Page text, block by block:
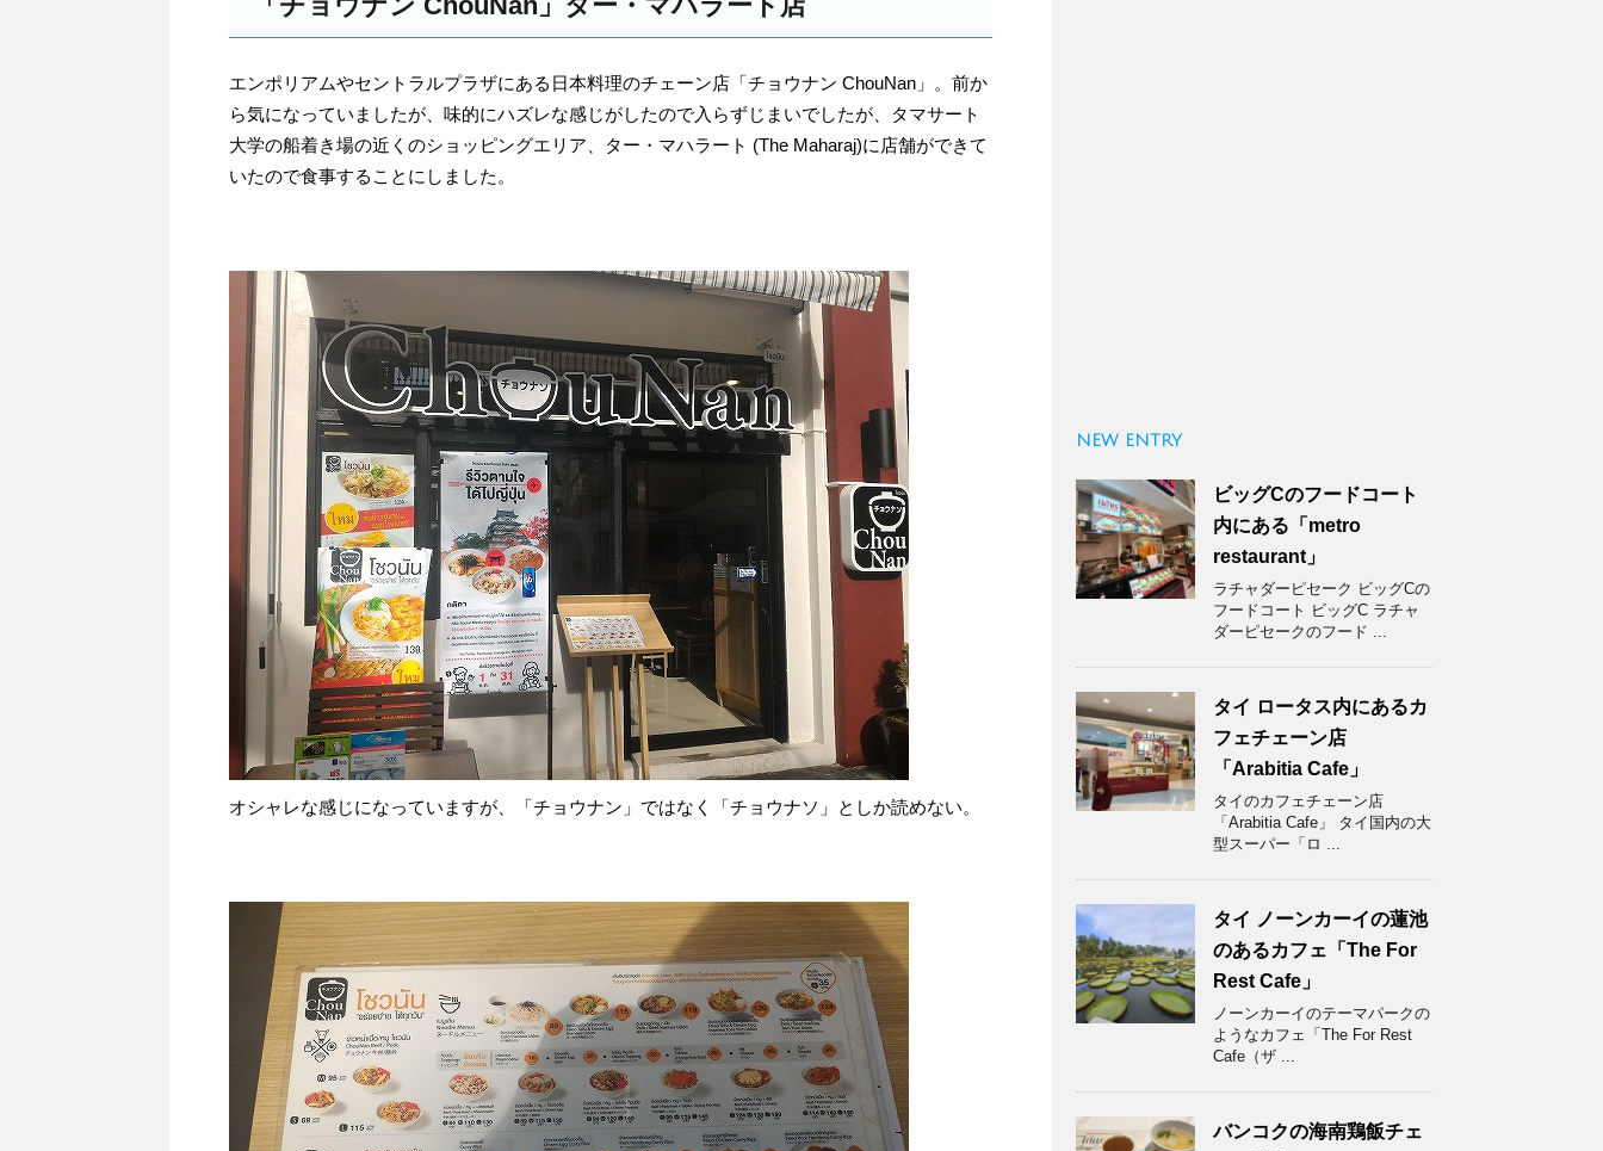
エンポリアムやセントラルプラザにある日本料理のチェーン店「チョウナン ChouNan」。前か
ら気になっていましたが、味的にハズレな感じがしたので入らずじまいでしたが、タマサート
大学の船着き場の近くのショッピングエリア、ター・マハラート (The Maharaj)に店舗ができて
いたので食事することにしました。
オシャレな感じになっていますが、「チョウナン」ではなく「チョウナソ」としか読めない。
NEW ENTRY
ビッグCのフードコート
内にある「metro
restaurant」
ラチャダーピセーク ビッグCの
フードコート ビッグC ラチャ
ダーピセークのフード ...
タイ ロータス内にあるカ
フェチェーン店
「Arabitia Cafe」
タイのカフェチェーン店
「Arabitia Cafe」 タイ国内の大
型スーパー「ロ ...
タイ ノーンカーイの蓮池
のあるカフェ「The For
Rest Cafe」
ノーンカーイのテーマパークの
ようなカフェ「The For Rest
Cafe（ザ ...
バンコクの海南鶏飯チェ